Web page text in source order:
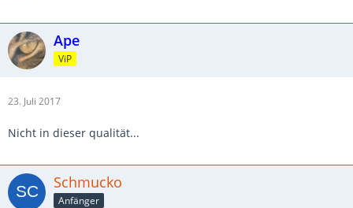
Ape
ViP
23. Juli 2017
Nicht in dieser qualität...
Schmucko
Anfänger